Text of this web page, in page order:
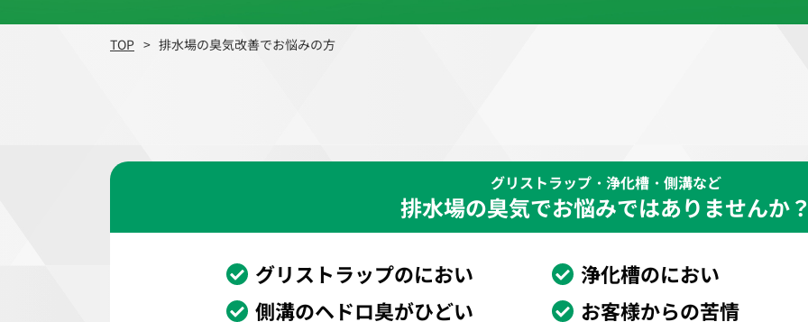
TOP 排水場の臭気改善でお悩みの方
グリストラップ・浄化槽・側溝など
排水場の臭気でお悩みではありませんか
グリストラップのにおい
側溝のヘドロ臭がひどい
浄化槽のにおい
お客様からの苦情